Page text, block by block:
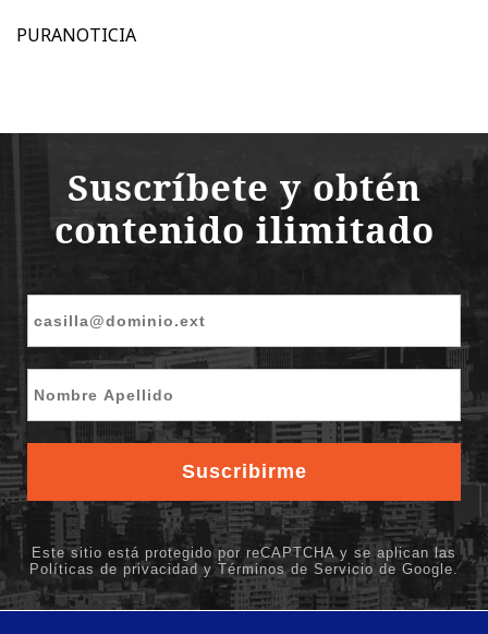
PURANOTICIA